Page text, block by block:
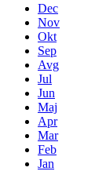
Dec
Nov
Okt
Sep
Avg
Jul
Jun
Maj
Apr
Mar
Feb
Jan